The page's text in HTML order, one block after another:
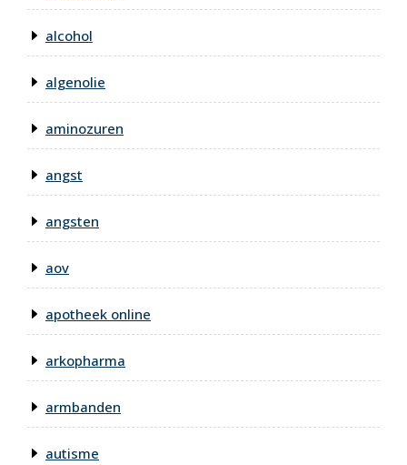
alcohol
algenolie
aminozuren
angst
angsten
aov
apotheek online
arkopharma
armbanden
autisme